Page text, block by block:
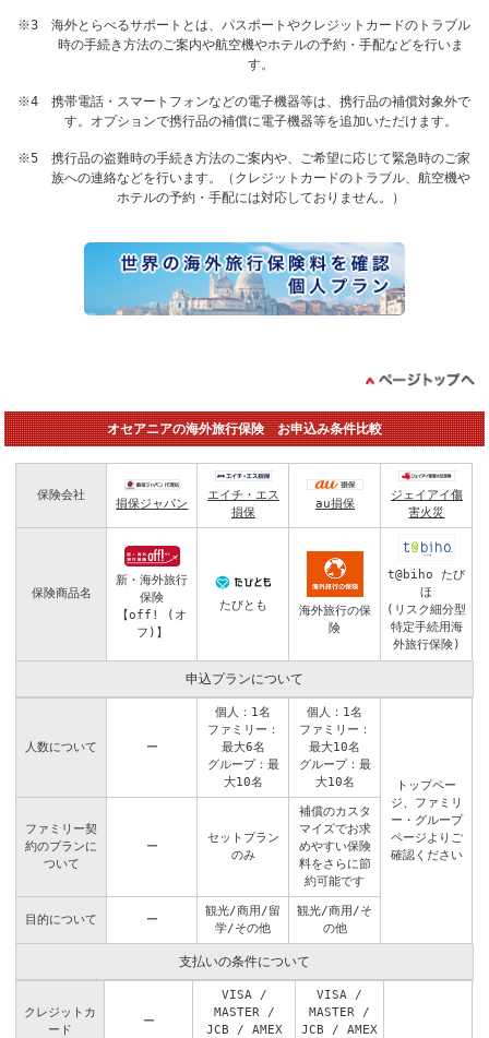
※3 海外とらべるサポートとは、パスポートやクレジットカードのトラブル
時の手続き方法のご案内や航空機やホテルの予約・手配などを行いま
す。
※4 携帯電話・スマートフォンなどの電子機器等は、携行品の補償対象外で
す。オプションで携行品の補償に電子機器等を追加いただけます。
※5 携行品の盗難時の手続き方法のご案内や、ご希望に応じて緊急時のご家
族への連絡などを行います。（クレジットカードのトラブル、航空機や
ホテルの予約・手配には対応しておりません。）
オセアニアの海外旅行保険 お申込み条件比較
保険会社
損保ジャパン
エイチ・エス
損保
au損保
ジェイアイ傷
害火災
保険商品名
新・海外旅行
保険
【off! (オ
フ)】
たびとも
海外旅行の保
険
t@biho たび
ほ
(リスク細分型
特定手続用海
外旅行保険)
申込プランについて
人数について ー
個人：1名
ファミリー：
最大6名
グループ：最
大10名
個人：1名
ファミリー：
最大10名
グループ：最
大10名
トップペー
ジ、 ファミリ
ー・グループ
ページよりご
確認ください
ファミリー契
約のプランに
ついて
ー
セットプラン
のみ
補償のカスタ
マイズでお求
めやすい保険
料をさらに節
約可能です
目的について ー
観光/商用/留
学/その他
観光/商用/そ
の他
支払いの条件について
クレジットカ
ード
ー
VISA /
MASTER /
JCB / AMEX
VISA /
MASTER /
JCB / AMEX